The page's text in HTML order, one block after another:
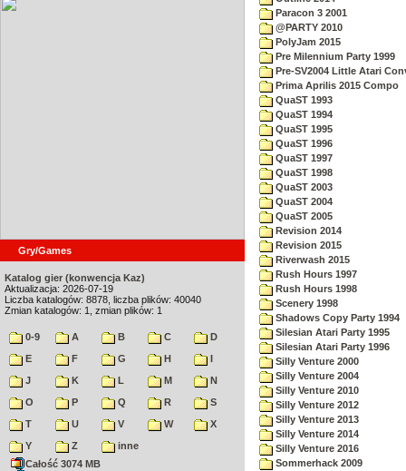
Gry/Games
Katalog gier (konwencja Kaz)
Aktualizacja: 2026-07-19
Liczba katalogów: 8878, liczba plików: 40040
Zmian katalogów: 1, zmian plików: 1
0-9 A B C
D
E
F G H
I
J
K L M
N
O
P Q R
S
T
U V W
X
Y
Z
inne
Całość 3074 MB
Paracon 3 2001
@PARTY 2010
PolyJam 2015
Pre Milennium Party 1999
Pre-SV2004 Little Atari
Prima Aprilis 2015 Compo
QuaST 1993
QuaST 1994
QuaST 1995
QuaST 1996
QuaST 1997
QuaST 1998
QuaST 2003
QuaST 2004
QuaST 2005
Revision 2014
Revision 2015
Riverwash 2015
Rush Hours 1997
Rush Hours 1998
Scenery 1998
Shadows Copy Party 1994
Silesian Atari Party 1995
Silesian Atari Party 1996
Silly Venture 2000
Silly Venture 2004
Silly Venture 2010
Silly Venture 2012
Silly Venture 2013
Silly Venture 2014
Silly Venture 2016
Sommerhack 2009